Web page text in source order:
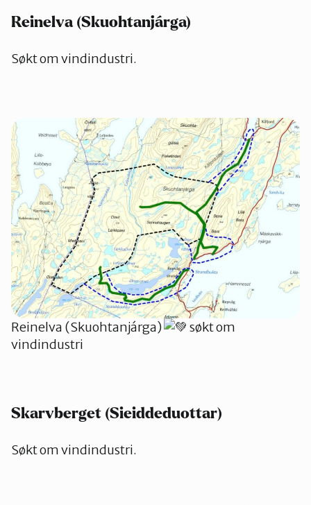
Reinelva (Skuohtanjárga)
Søkt om vindindustri.
Reinelva (Skuohtanjárga)
søkt om
vindindustri
Skarvberget (Sieiddeduottar)
Søkt om vindindustri.